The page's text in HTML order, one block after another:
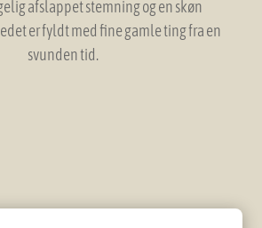
afslappet stemning og en skøn
er fyldt med fine gamle ting fra en
svunden tid.